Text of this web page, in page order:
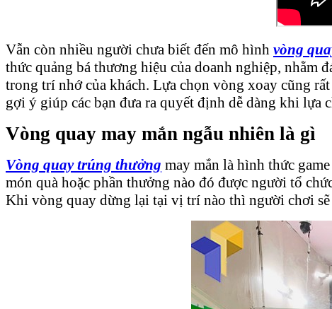
Vẫn còn nhiều người chưa biết đến mô hình vòng
thức quảng bá thương hiệu của doanh nghiệp, nhằm
trong trí nhớ của khách. Lựa chọn vòng xoay cũng
gợi ý giúp các bạn đưa ra quyết định dễ dàng khi lựa
Vòng quay may mắn ngẫu nhiên là gì
Vòng quay trúng thưởng may mắn là hình thức
món quà hoặc phần thưởng nào đó được người tổ
Khi vòng quay dừng lại tại vị trí nào thì người chơi